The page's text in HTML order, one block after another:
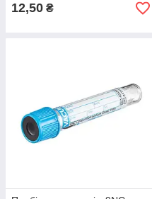
12,50 ₴